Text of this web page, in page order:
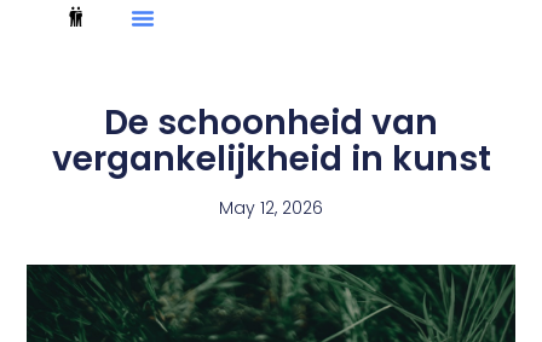
De schoonheid van
vergankelijkheid in kunst
May 12, 2026